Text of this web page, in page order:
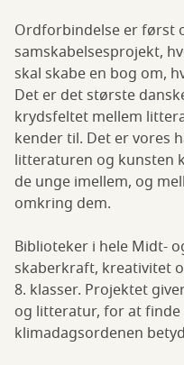
Ordforbindelse er først
samskabelsesprojekt,
skal skabe en bog om,
Det er det største
krydsfeltet mellem
kender til. Det er vores
litteraturen og kunsten
de unge imellem, og
omkring dem.
Biblioteker i hele Midt-
skaberkraft, kreativitet
8. klasser. Projektet
og litteratur, for at finde
klimadagsordenen